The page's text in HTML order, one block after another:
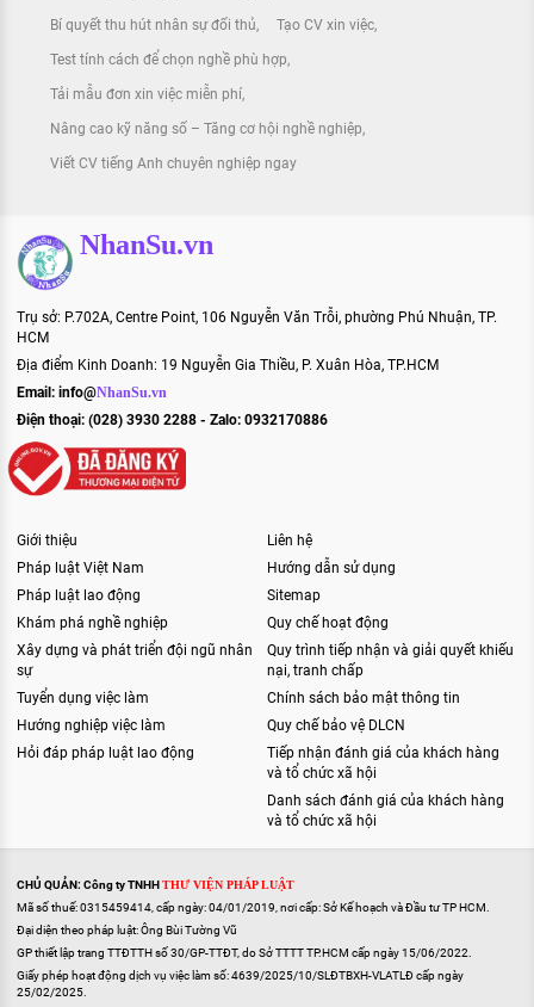
Bí quyết thu hút nhân sự đối thủ Tạo CV xin việc
Test tính cách để chọn nghề phù hợp
Tải mẫu đơn xin việc miễn phí
Nâng cao kỹ năng số – Tăng cơ hội nghề nghiệp
Viết CV tiếng Anh chuyên nghiệp ngay
NhanSu.vn
Trụ sở: P.702A, Centre Point, 106 Nguyễn Văn Trỗi, phường Phú Nhuận, TP.
HCM
Địa điểm Kinh Doanh: 19 Nguyễn Gia Thiều, P. Xuân Hòa, TP.HCM
Email: info@NhanSu.vn
Điện thoại: (028) 3930 2288 - Zalo: 0932170886
Giới thiệu
Pháp luật Việt Nam
Pháp luật lao động
Khám phá nghề nghiệp
Xây dựng và phát triển đội ngũ nhân
sự
Tuyển dụng việc làm
Hướng nghiệp việc làm
Hỏi đáp pháp luật lao động
Liên hệ
Hướng dẫn sử dụng
Sitemap
Quy chế hoạt động
Quy trình tiếp nhận và giải quyết khiếu
nại, tranh chấp
Chính sách bảo mật thông tin
Quy chế bảo vệ DLCN
Tiếp nhận đánh giá của khách hàng
và tổ chức xã hội
Danh sách đánh giá của khách hàng
và tổ chức xã hội
CHỦ QUẢN: Công ty TNHH THƯ VIỆN PHÁP LUẬT
Mã số thuế: 0315459414, cấp ngày: 04/01/2019, nơi cấp: Sở Kế hoạch và Đầu tư TP HCM.
Đại diện theo pháp luật: Ông Bùi Tường Vũ
GP thiết lập trang TTĐTTH số 30/GP-TTĐT, do Sở TTTT TP.HCM cấp ngày 15/06/2022.
Giấy phép hoạt động dịch vụ việc làm số: 4639/2025/10/SLĐTBXH-VLATLĐ cấp ngày
25/02/2025.